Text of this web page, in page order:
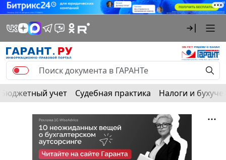
Бюджетный учет Судебная практика Налоги и